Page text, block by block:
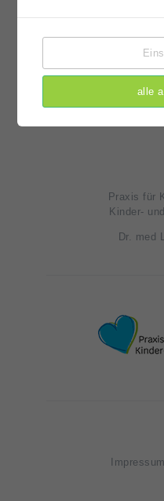
bzw.
dass eine
aktuellen
getroffen
Praxis für
Kinder-
Dr. med
Impressum
alle